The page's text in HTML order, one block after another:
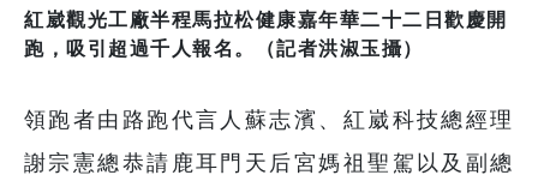
紅崴觀光工廠半程馬拉松健康嘉年華二十二日歡慶開
跑，吸引超過千人報名。（記者洪淑玉攝）
領跑者由路跑代言人蘇志濱、紅崴科技總經理
謝宗憲總恭請鹿耳門天后宮媽祖聖駕以及副總